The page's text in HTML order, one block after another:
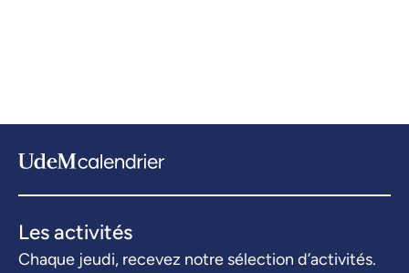
Les activités
Chaque jeudi, recevez notre sélection d’activités.